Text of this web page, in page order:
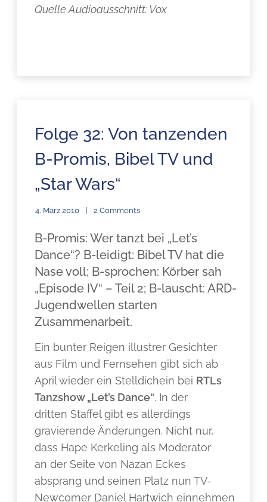
Quelle Audioausschnitt: Vox
Folge 32: Von tanzenden
B-Promis, Bibel TV und
„Star Wars“
4. März 2010 2 Comments
B-Promis: Wer tanzt bei „Let’s
Dance“? B-leidigt: Bibel TV hat die
Nase voll; B-sprochen: Körber sah
„Episode IV“ – Teil 2; B-lauscht: ARD-
Jugendwellen starten
Zusammenarbeit.
Ein bunter Reigen illustrer Gesichter
aus Film und Fernsehen gibt sich ab
April wieder ein Stelldichein bei RTLs
Tanzshow „Let’s Dance“. In der
dritten Staffel gibt es allerdings
gravierende Änderungen. Nicht nur,
dass Hape Kerkeling als Moderator
an der Seite von Nazan Eckes
absprang und seinen Platz nun TV-
Newcomer Daniel Hartwich einnehmen